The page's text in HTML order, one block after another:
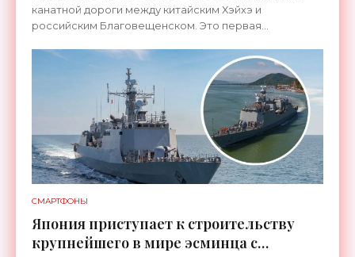
странами - «Технологии»
канатной дороги между китайским Хэйхэ и
российским Благовещенском. Это первая
соединит не просто два города, а
СМАРТФОНЫ
Япония приступает к строительству
крупнейшего в мире эсминца с